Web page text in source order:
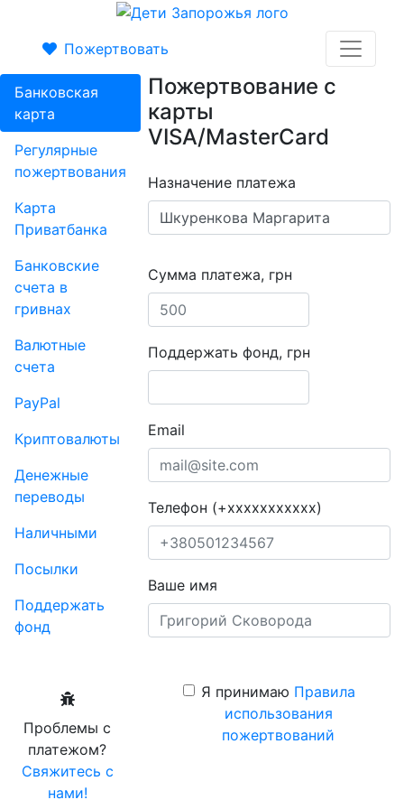
Пожертвовать
Банковская
карта
Регулярные
пожертвования
Карта
Приватбанка
Банковские
счета в
гривнах
Валютные
счета
PayPal
Криптовалюты
Денежные
переводы
Наличными
Посылки
Поддержать
фонд
Проблемы с
платежом?
Свяжитесь с
нами!
Пожертвование с
карты
VISA/MasterCard
Назначение платежа
Сумма платежа, грн
Поддержать фонд, грн
Email
Телефон (+xxxxxxxxxxx)
Ваше имя
Я принимаю Правила
использования
пожертвований